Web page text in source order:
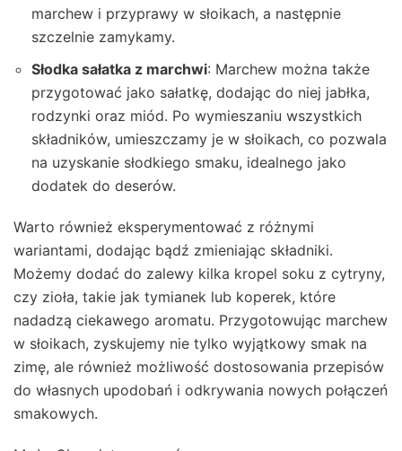
marchew i przyprawy w słoikach, a następnie
szczelnie zamykamy.
Słodka sałatka z marchwi: Marchew można także
przygotować jako sałatkę, dodając do niej jabłka,
rodzynki oraz miód. Po wymieszaniu wszystkich
składników, umieszczamy je w słoikach, co pozwala
na uzyskanie słodkiego smaku, idealnego jako
dodatek do deserów.
Warto również eksperymentować z różnymi
wariantami, dodając bądź zmieniając składniki.
Możemy dodać do zalewy kilka kropel soku z cytryny,
czy zioła, takie jak tymianek lub koperek, które
nadadzą ciekawego aromatu. Przygotowując marchew
w słoikach, zyskujemy nie tylko wyjątkowy smak na
zimę, ale również możliwość dostosowania przepisów
do własnych upodobań i odkrywania nowych połączeń
smakowych.